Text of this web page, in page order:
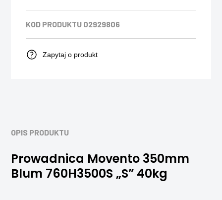
KOD PRODUKTU 02929806
Zapytaj o produkt
OPIS PRODUKTU
Prowadnica Movento 350mm
Blum 760H3500S „S” 40kg